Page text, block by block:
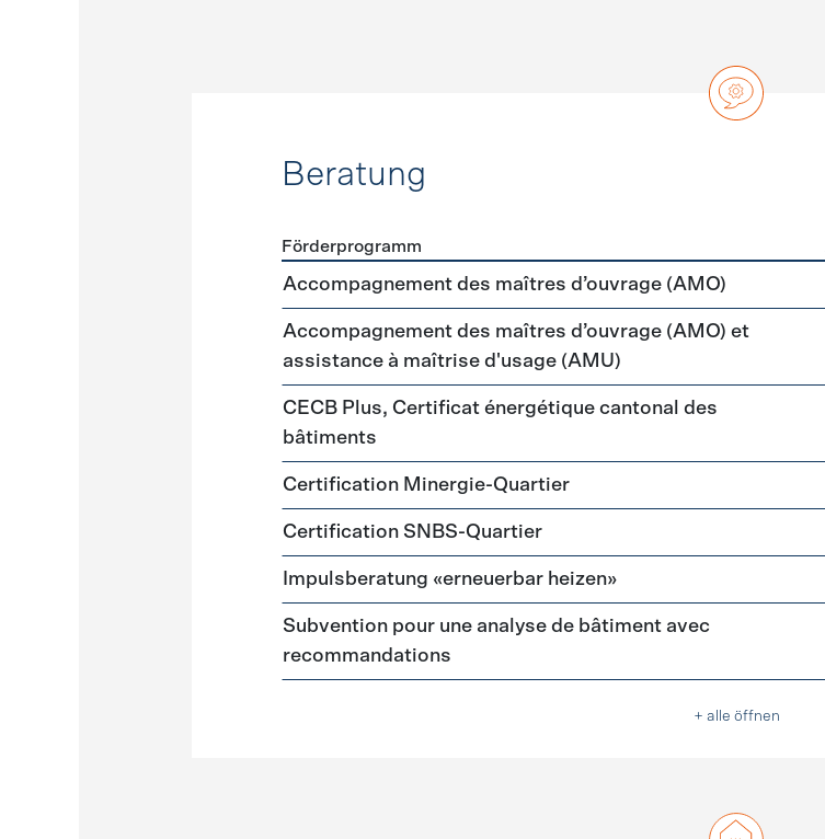
Beratung
Förderprogramme Beratung
Förderprogramm
Accompagnement des maîtres d’ouvrage (AMO)
Accompagnement des maîtres d’ouvrage (AMO) et
assistance à maîtrise d'usage (AMU)
CECB Plus, Certificat énergétique cantonal des
bâtiments
Certification Minergie-Quartier
Certification SNBS-Quartier
Impulsberatung «erneuerbar heizen»
Subvention pour une analyse de bâtiment avec
recommandations
+ alle öffnen